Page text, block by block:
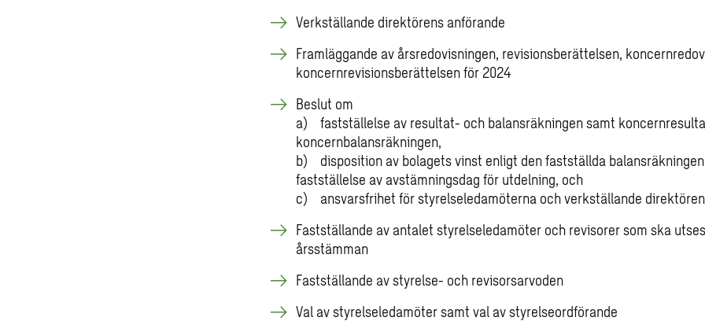
Verkställande direktörens anförande
Framläggande av årsredovisningen, revisionsberättelsen,
koncernrevisionsberättelsen för 2024
Beslut om
a) fastställelse av resultat- och balansräkningen samt
koncernbalansräkningen,
b) disposition av bolagets vinst enligt den fastställda
fastställelse av avstämningsdag för utdelning, och
c) ansvarsfrihet för styrelseledamöterna och verkställande direktören
Fastställande av antalet styrelseledamöter och revisorer som ska
årsstämman
Fastställande av styrelse- och revisorsarvoden
Val av styrelseledamöter samt val av styrelseordförande